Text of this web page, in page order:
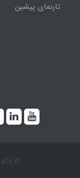
تارنماى پيشين
© 1405 کلیه حقوق این تارنما متعلق به مرکز دایره المعارف بزرگ اسلامی میباشد